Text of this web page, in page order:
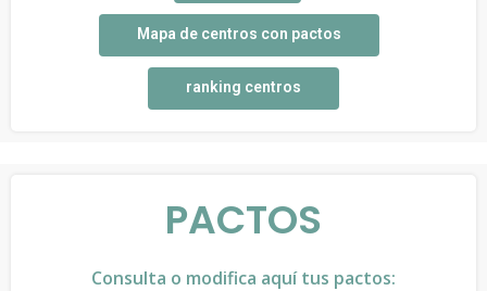
Mapa de centros con pactos
ranking centros
PACTOS
Consulta o modifica aquí tus pactos: